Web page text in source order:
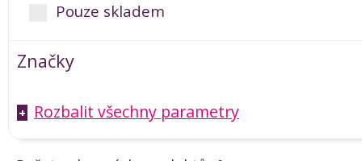
Pouze skladem
Značky
+ Rozbalit všechny parametry